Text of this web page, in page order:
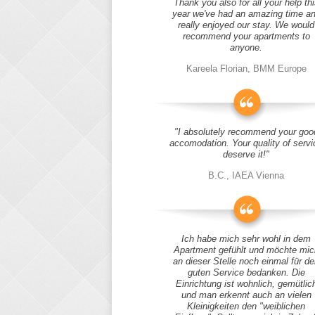
Thank you also for all your help
year we've had an amazing time
really enjoyed our stay. We would
recommend your apartments to
anyone.
Kareela Florian, BMM Europe
"I absolutely recommend your
accomodation. Your quality of
deserve it!"
B.C., IAEA Vienna
Ich habe mich sehr wohl in dem
Apartment gefühlt und möchte
an dieser Stelle noch einmal für
guten Service bedanken. Die
Einrichtung ist wohnlich,
und man erkennt auch an vielen
Kleinigkeiten den "weiblichen